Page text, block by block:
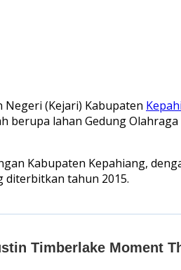
Negeri (Kejari) Kabupaten
lahan Gedung Olahraga
Kabupaten Kepahiang,
diterbitkan tahun 2015.